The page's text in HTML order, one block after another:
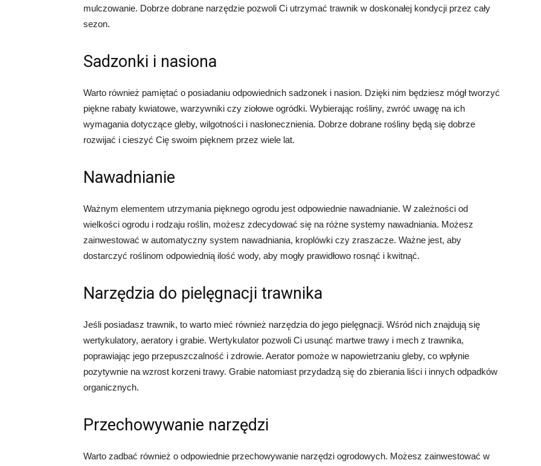
mulczowanie. Dobrze dobrane narzędzie pozwoli Ci utrzymać trawnik w doskonałej kondycji przez cały
sezon.
Sadzonki i nasiona
Warto również pamiętać o posiadaniu odpowiednich sadzonek i nasion. Dzięki nim będziesz mógł tworzyć
piękne rabaty kwiatowe, warzywniki czy ziołowe ogródki. Wybierając rośliny, zwróć uwagę na ich
wymagania dotyczące gleby, wilgotności i nasłonecznienia. Dobrze dobrane rośliny będą się dobrze
rozwijać i cieszyć Cię swoim pięknem przez wiele lat.
Nawadnianie
Ważnym elementem utrzymania pięknego ogrodu jest odpowiednie nawadnianie. W zależności od
wielkości ogrodu i rodzaju roślin, możesz zdecydować się na różne systemy nawadniania. Możesz
zainwestować w automatyczny system nawadniania, kroplówki czy zraszacze. Ważne jest, aby
dostarczyć roślinom odpowiednią ilość wody, aby mogły prawidłowo rosnąć i kwitnąć.
Narzędzia do pielęgnacji trawnika
Jeśli posiadasz trawnik, to warto mieć również narzędzia do jego pielęgnacji. Wśród nich znajdują się
wertykulatory, aeratory i grabie. Wertykulator pozwoli Ci usunąć martwe trawy i mech z trawnika,
poprawiając jego przepuszczalność i zdrowie. Aerator pomoże w napowietrzaniu gleby, co wpłynie
pozytywnie na wzrost korzeni trawy. Grabie natomiast przydadzą się do zbierania liści i innych odpadków
organicznych.
Przechowywanie narzędzi
Warto zadbać również o odpowiednie przechowywanie narzędzi ogrodowych. Możesz zainwestować w